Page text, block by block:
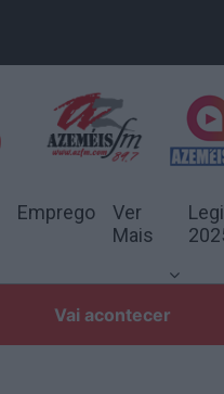
Emprego
Ver
Mais
Vai acontecer